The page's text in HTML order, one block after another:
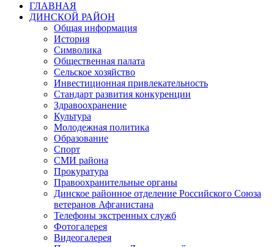
ГЛАВНАЯ
ДИНСКОЙ РАЙОН
Общая информация
История
Символика
Общественная палата
Сельское хозяйство
Инвестиционная привлекательность
Стандарт развития конкуренции
Здравоохранение
Культура
Молодежная политика
Образование
Спорт
СМИ района
Прокуратура
Правоохранительные органы
Динское районное отделение Российского Союза
ветеранов Афганистана
Телефоны экстренных служб
Фотогалерея
Видеогалерея